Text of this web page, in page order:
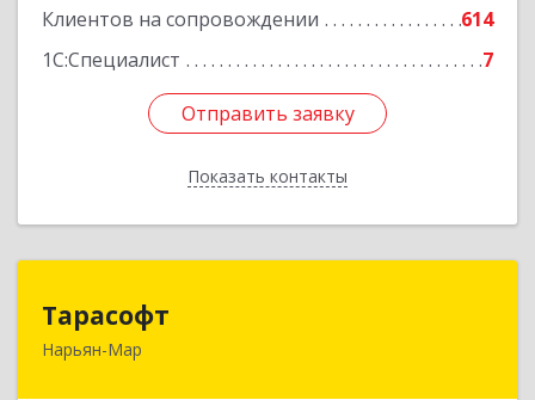
Клиентов на сопровождении
614
1С:Специалист
7
Отправить заявку
Показать контакты
Отправить заявку
Назад
Тарасофт
Нарьян-Мар166000, Ненецкий АО, Нарьян-Мар г, им